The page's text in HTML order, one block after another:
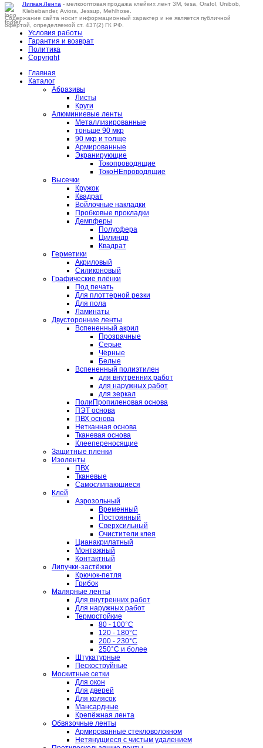
Липкая Лента - мелкооптовая продажа клейких лент 3M, tesa, Orafol, Unibob,
Klebebander, Aviora, Jessup, Mehlhose.
Содержание сайта носит информационный характер и не является публичной
офертой, определяемой ст. 437(2) ГК РФ.
Условия работы
Гарантия и возврат
Политика
Copyright
Главная
Каталог
Абразивы
Листы
Круги
Алюминиевые ленты
Металлизированные
тоньше 90 мкр
90 мкр и толще
Армированные
Экранирующие
Токопроводящие
ТокоНЕпроводящие
Высечки
Кружок
Квадрат
Войлочные накладки
Пробковые прокладки
Демпферы
Полусфера
Цилиндр
Квадрат
Герметики
Акриловый
Силиконовый
Графические плёнки
Под печать
Для плоттерной резки
Для пола
Ламинаты
Двусторонние ленты
Вспененный акрил
Прозрачные
Серые
Чёрные
Белые
Вспененный полиэтилен
для внутренних работ
для наружных работ
для зеркал
ПолиПропиленовая основа
ПЭТ основа
ПВХ основа
Нетканная основа
Тканевая основа
Клеепереносящие
Защитные пленки
Изоленты
ПВХ
Тканевые
Самослипающиеся
Клей
Аэрозольный
Временный
Постоянный
Сверхсильный
Очистители клея
Цианакрилатный
Монтажный
Контактный
Липучки-застёжки
Крючок-петля
Грибок
Малярные ленты
Для внутренних работ
Для наружных работ
Термостойкие
80 - 100°C
120 - 180°C
200 - 230°C
250°C и более
Штукатурные
Пескоструйные
Москитные сетки
Для окон
Для дверей
Для колясок
Мансардные
Крепёжная лента
Обвязочные ленты
Армированные стекловолокном
Нетянущиеся с чистым удалением